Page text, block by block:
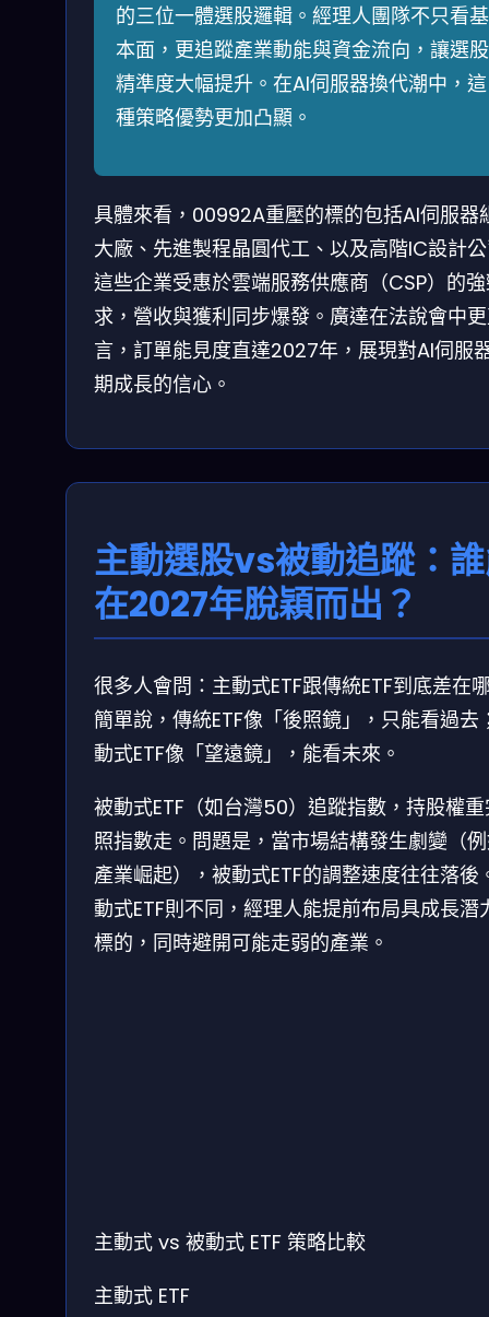
的三位一體選股邏輯。經理人團隊不只看基
本面，更追蹤產業動能與資金流向，讓選股
精準度大幅提升。在AI伺服器換代潮中，這
種策略優勢更加凸顯。
具體來看，00992A重壓的標的包括AI伺服器
大廠、先進製程晶圓代工、以及高階IC設計
這些企業受惠於雲端服務供應商（CSP）的
求，營收與獲利同步爆發。廣達在法說會中
言，訂單能見度直達2027年，展現對AI伺服
期成長的信心。
主動選股vs被動追蹤：
在2027年脫穎而出？
很多人會問：主動式ETF跟傳統ETF到底差在
簡單說，傳統ETF像「後照鏡」，只能看過去
動式ETF像「望遠鏡」，能看未來。
被動式ETF（如台灣50）追蹤指數，持股權
照指數走。問題是，當市場結構發生劇變（
產業崛起），被動式ETF的調整速度往往落後
動式ETF則不同，經理人能提前布局具成長潛
標的，同時避開可能走弱的產業。
主動式 vs 被動式 ETF 策略比較
主動式 ETF